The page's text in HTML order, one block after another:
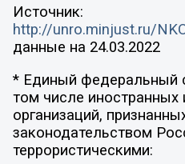
Источник:
http://unro.minjust.ru/
данные на 24.03.2022
* Единый федеральный
том числе
организаций,
законодательством
террористическими: